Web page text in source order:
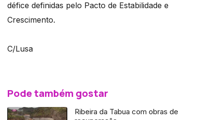
défice definidas pelo Pacto de Estabilidade e
Crescimento.
C/Lusa
Pode também gostar
Ribeira da Tabua com obras de